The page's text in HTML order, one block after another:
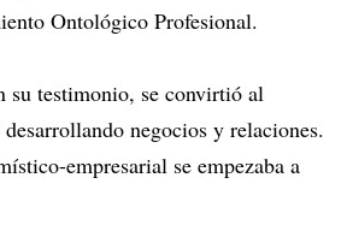
Ontológico Profesional.
su testimonio, se convirtió al
negocios y relaciones.
empresarial se empezaba a